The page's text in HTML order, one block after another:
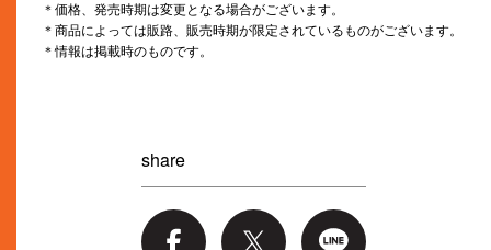
＊価格、発売時期は変更となる場合がございます。
＊商品によっては販路、販売時期が限定されているものがございます。
＊情報は掲載時のものです。
share